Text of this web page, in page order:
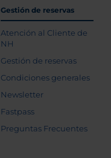
Gestión de reservas
Atención al Cliente de
NH
Gestión de reservas
Condiciones generales
Newsletter
Fastpass
Preguntas Frecuentes